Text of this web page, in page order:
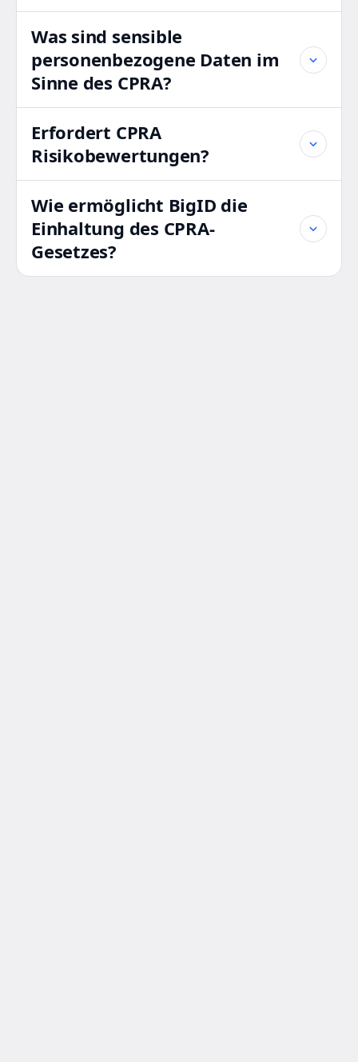
Was sind sensible
personenbezogene Daten im
Sinne des CPRA?
Erfordert CPRA
Risikobewertungen?
Wie ermöglicht BigID die
Einhaltung des CPRA-
Gesetzes?